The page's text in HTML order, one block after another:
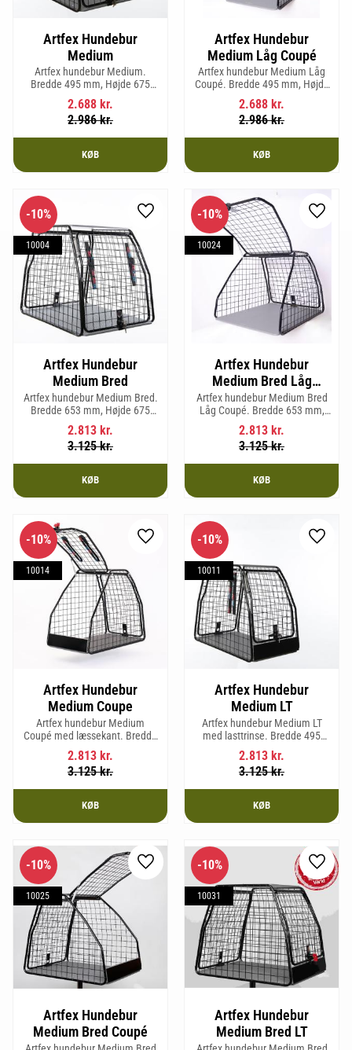
Artfex Hundebur
Medium
Artfex hundebur Medium.
Bredde 495 mm, Højde 675
mm, Dybde 830 mm og vægt 17
kg.
2.688 kr.
2.986kr.
KØB
Artfex Hundebur
Medium Låg Coupé
Artfex hundebur Medium Låg
Coupé. Bredde 495 mm, Højde
580 mm, Dybde 830 mm og
vægt 15,2 kg.
2.688 kr.
2.986kr.
KØB
Artfex Hundebur
Medium Bred
Artfex hundebur Medium Bred.
Bredde 653 mm, Højde 675
mm, Dybde 830 mm og vægt
19,7 kg.
2.813 kr.
3.125kr.
10%
10004
Gem som favorit
KØB
Artfex Hundebur
Medium Bred Låg
Coupé
Artfex hundebur Medium Bred
Låg Coupé. Bredde 653 mm,
Højde 580 mm, Dybde 830 mm
og vægt 17,5 kg.
2.813 kr.
3.125kr.
10%
10024
Gem
KØB
Artfex Hundebur
Medium Coupe
Artfex hundebur Medium
Coupé med læssekant. Bredde
495 mm, højde 675 mm, dybde
830 mm og vægt 15,8 kg.
2.813 kr.
3.125kr.
10%
10014
Gem som favorit
KØB
Artfex Hundebur
Medium LT
Artfex hundebur Medium LT
med lasttrinse. Bredde 495
mm, Højde 675 mm, Dybde 830
mm og vægt 17 kg.
2.813 kr.
3.125kr.
10%
10011
Gem
KØB
Artfex Hundebur
Medium Bred Coupé
10%
10025
Gem som favorit
Artfex Hundebur
Medium Bred LT
10%
10031
Gem